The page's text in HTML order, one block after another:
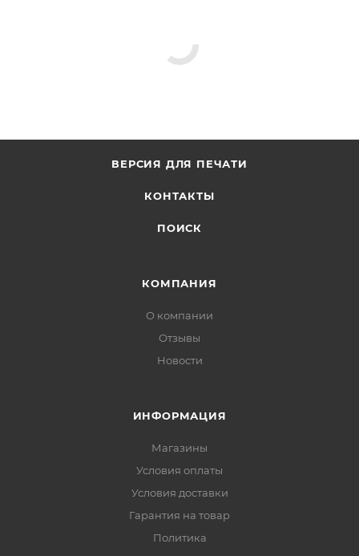
ВЕРСИЯ ДЛЯ ПЕЧАТИ
КОНТАКТЫ
ПОИСК
КОМПАНИЯ
О компании
Отзывы
Новости
ИНФОРМАЦИЯ
Магазины
Условия оплаты
Условия доставки
Гарантия на товар
Политика